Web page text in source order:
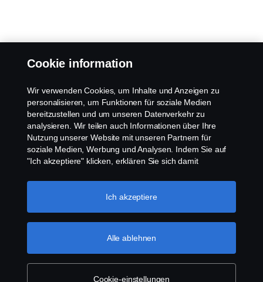
Cookie information
Wir verwenden Cookies, um Inhalte und Anzeigen zu
personalisieren, um Funktionen für soziale Medien
bereitzustellen und um unseren Datenverkehr zu
analysieren. Wir teilen auch Informationen über Ihre
Nutzung unserer Website mit unseren Partnern für
soziale Medien, Werbung und Analysen. Indem Sie auf
"Ich akzeptiere" klicken, erklären Sie sich damit
Informationen weitergegeben werden. Sie können Ihre
Cookies auch verwalten, indem Sie auf die "Cookie-
bitte unseren Abschnitt über Cookies, den Sie durch
Klicken auf den Link unter diesem Text finden
können. Weitere Informationen zum Datenschutz
Cookie-einstellungen
Alle ablehnen
Ich akzeptiere